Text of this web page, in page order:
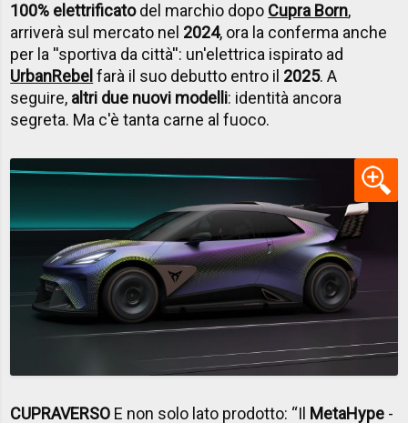
100% elettrificatodel marchio dopo Cupra Born,
arriverà sul mercato nel 2024, ora la conferma anche
per la ''sportiva da città'': un'elettrica ispirato ad
UrbanRebel farà il suo debutto entro il 2025. A
seguire, altri due nuovi modelli: identità ancora
segreta. Ma c'è tanta carne al fuoco.
CUPRAVERSO E non solo lato prodotto: “Il MetaHype -